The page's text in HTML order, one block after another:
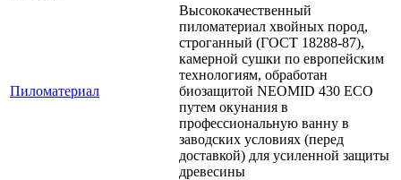
Пиломатериал
Высококачественный
пиломатериал хвойных пород,
строганный (ГОСТ 18288-87),
камерной сушки по европейским
технологиям, обработан
биозащитой NEOMID 430 ЕСО
путем окунания в
профессиональную ванну в
заводских условиях (перед
доставкой) для усиленной защиты
древесины